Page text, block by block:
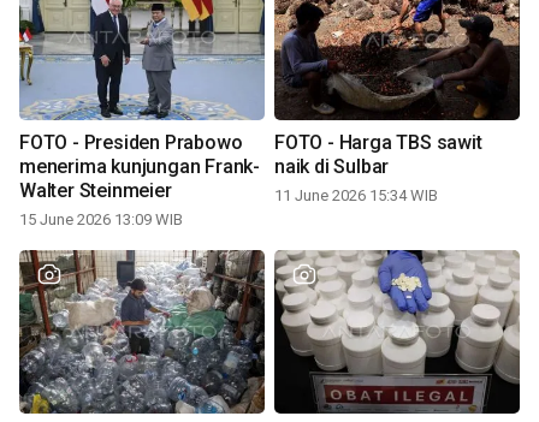
FOTO - Presiden Prabowo
menerima kunjungan Frank-
Walter Steinmeier
15 June 2026 13:09 WIB
FOTO - Harga TBS sawit
naik di Sulbar
11 June 2026 15:34 WIB